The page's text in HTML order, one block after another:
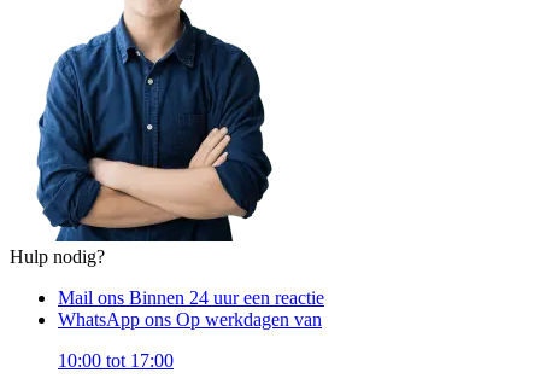
Hulp nodig?
Mail ons Binnen 24 uur een reactie
WhatsApp ons Op werkdagen van
10:00 tot 17:00